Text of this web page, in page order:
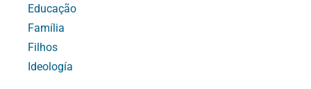
Educação
Família
Filhos
Ideología